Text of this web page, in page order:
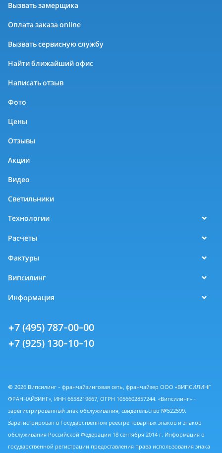
Вызвать замерщика
Оплата заказа online
Вызвать сервисную службу
Найти ближайший офис
Написать отзыв
Фото
Цены
Отзывы
Акции
Видео
Светильники
Технологии
Расчеты
Фактуры
Випсилинг
Информация
+7 (495) 787-00-00
+7 (925) 130-10-10
© 2026 Випсилинг - франчайзинговая сеть, франчайзер ООО «ВИПСИЛИНГ
ФРАНЧАЙЗИНГ», ИНН 6658219667, ОГРН 1056602857244. «Випсилинг» -
зарегистрированный знак обслуживания, свидетельство №522599.
Зарегистрирован в Государственном реестре товарных знаков и знаков
обслуживания Российской Федерации 18 сентября 2014 г. Информация о
государственной регистрации предоставления права использования знака